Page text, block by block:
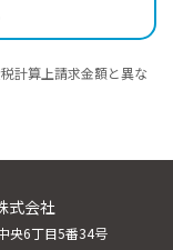
計算上請求金額と異な
式会社
央6丁目5番34号